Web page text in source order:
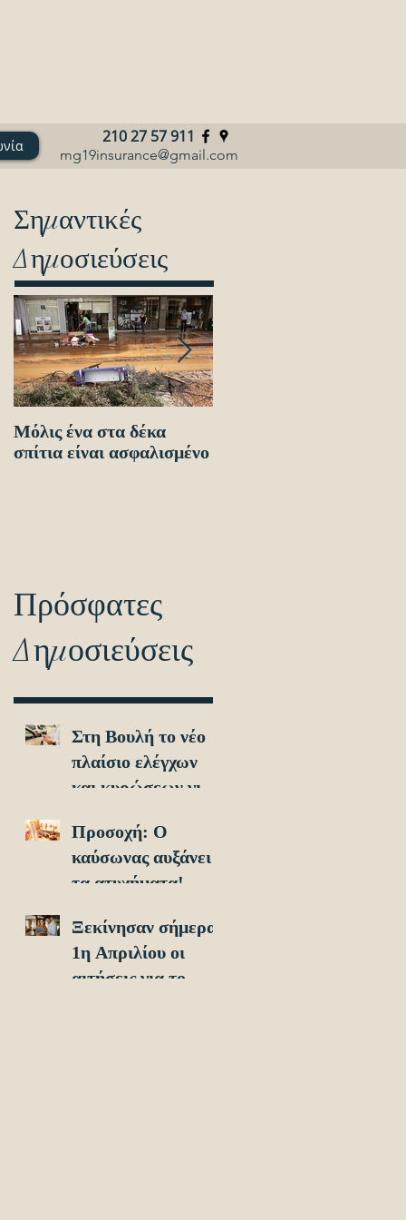
mg19insurance@gmail.com
210 27 57 911
Σημαντικές
Δημοσιεύσεις
Μόλις ένα στα δέκα
σπίτια είναι ασφαλισμένο
Πρόσφατες
Δημοσιεύσεις
Στη Βουλή το νέο
πλαίσιο ελέγχων
και κυρώσεων για
οχήματα!
Προσοχή: O
καύσωνας αυξάνει
τα ατυχήματα!
Ξεκίνησαν σήμερα
1η Απριλίου οι
αιτήσεις για το